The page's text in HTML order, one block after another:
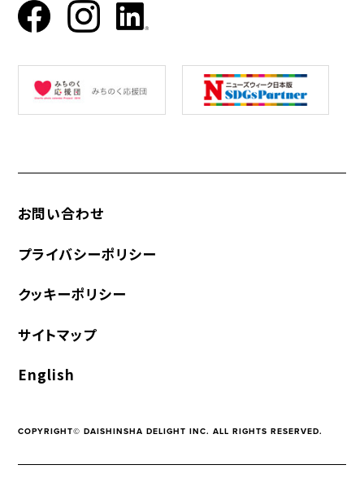
お問い合わせ
プライバシーポリシー
クッキーポリシー
サイトマップ
English
COPYRIGHT© DAISHINSHA DELIGHT INC. ALL RIGHTS RESERVED.